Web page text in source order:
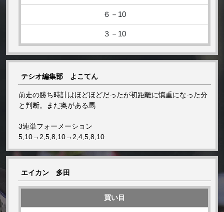
６－10
３－10
テシオ編集部 よこてん
前走の勝ち時計はほどほどだったが初距離に慎重になった分
と判断。まだ奥がある馬
3連単フォーメーション
5,10→2,5,8,10→2,4,5,8,10
エイカン 多田
買い目